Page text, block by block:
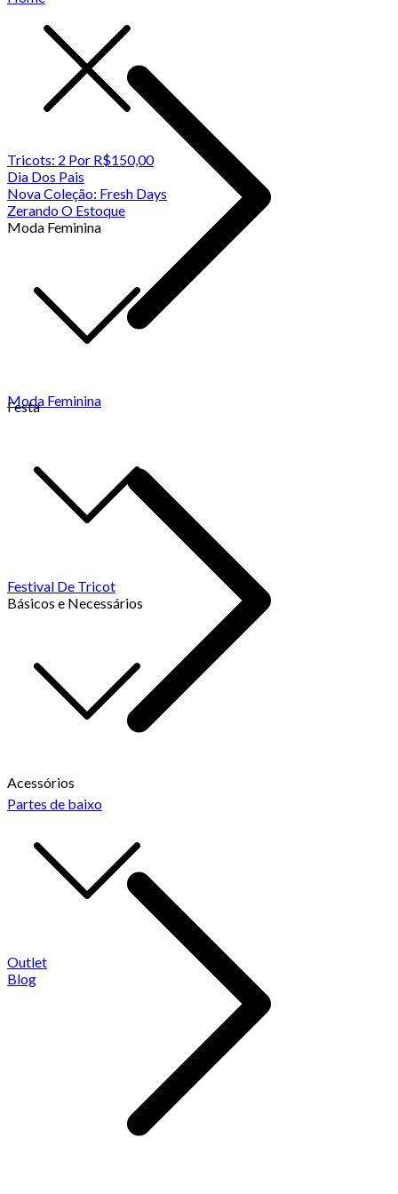
Tricots: 2 Por R$150,00
Dia Dos Pais
Nova Coleção: Fresh Days
Zerando O Estoque
Moda Feminina
Festa
Festival De Tricot
Básicos e Necessários
Acessórios
Outlet
Blog
Moda Feminina
Partes de baixo